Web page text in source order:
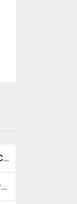
Eti Maden’de Yönetim Reformu. CEO Modeli’nde Kadro / Taşeron İşçilik Ayrımı Kalkıyor
Meclis Üyesinin Vatandaştan Farkı Ne ?